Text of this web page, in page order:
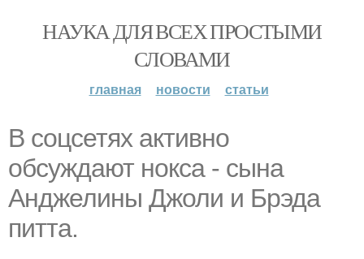
НАУКА ДЛЯ ВСЕХ ПРОСТЫМИ
СЛОВАМИ
главная новости статьи
В соцсетях активно
обсуждают нокса - сына
Анджелины Джоли и Брэда
питта.